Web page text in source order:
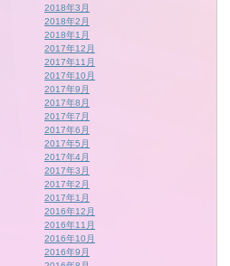
2018年3月
2018年2月
2018年1月
2017年12月
2017年11月
2017年10月
2017年9月
2017年8月
2017年7月
2017年6月
2017年5月
2017年4月
2017年3月
2017年2月
2017年1月
2016年12月
2016年11月
2016年10月
2016年9月